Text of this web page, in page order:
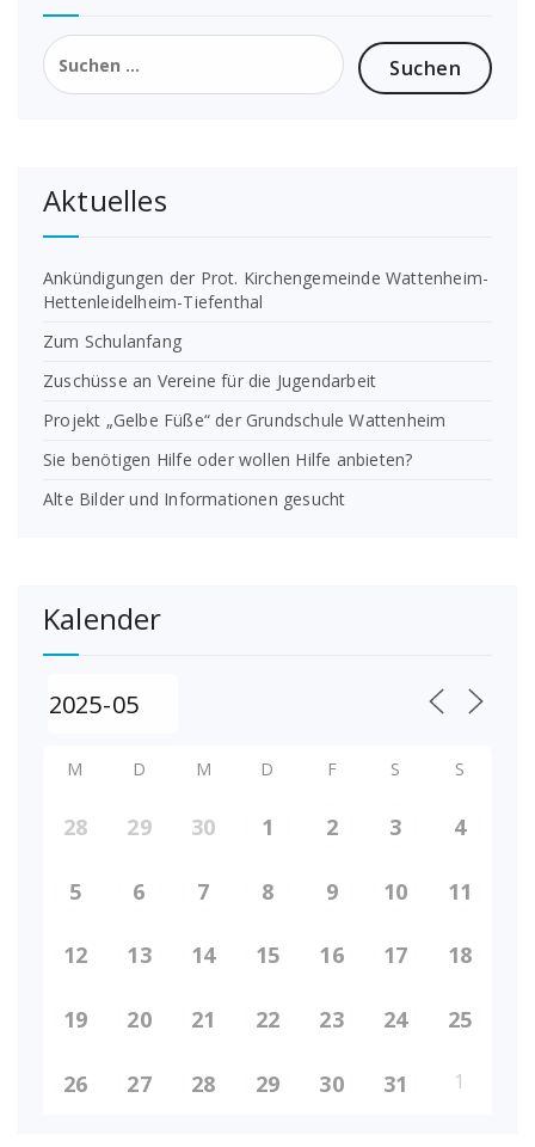
Suchen
nach:
Aktuelles
Ankündigungen der Prot. Kirchengemeinde Wattenheim-
Hettenleidelheim-Tiefenthal
Zum Schulanfang
Zuschüsse an Vereine für die Jugendarbeit
Projekt „Gelbe Füße“ der Grundschule Wattenheim
Sie benötigen Hilfe oder wollen Hilfe anbieten?
Alte Bilder und Informationen gesucht
Kalender
M D M D F S S
28 29 30 1 2 3 4
5 6 7 8 9 10 11
12 13 14 15 16 17 18
19 20 21 22 23 24 25
26 27 28 29 30 31 1